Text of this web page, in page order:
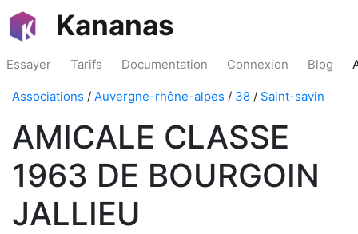
Kananas
Essayer Tarifs Documentation Connexion Blog
Associations / Auvergne-rhône-alpes / 38 / Saint-savin
AMICALE CLASSE
1963 DE BOURGOIN
JALLIEU